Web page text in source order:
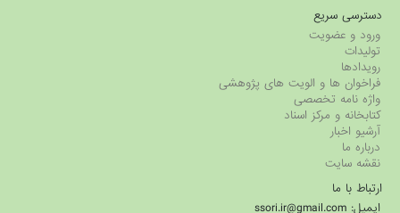
دسترسی سریع
ورود و عضویت
تولیدات
رویدادها
فراخوان ها و الویت های پژوهشی
واژه نامه تخصصی
کتابخانه و مرکز اسناد
آرشیو اخبار
درباره ما
نقشه سایت
ارتباط با ما
ایمیل: ssori.ir@gmail.com